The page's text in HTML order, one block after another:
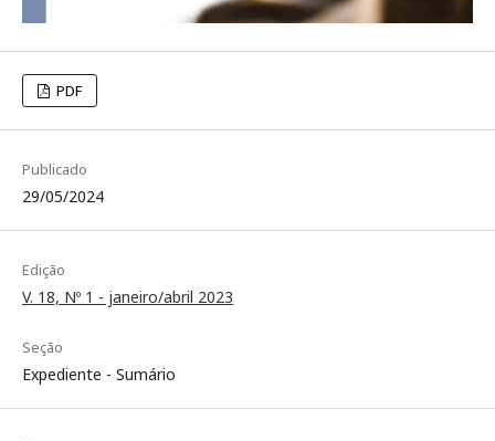
PDF
Publicado
29/05/2024
Edição
V. 18, Nº 1 - janeiro/abril 2023
Seção
Expediente - Sumário